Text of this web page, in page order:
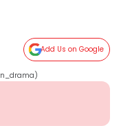
Add Us on Google